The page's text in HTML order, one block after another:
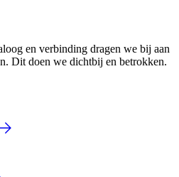
en verbinding dragen we bij aan
Dit doen we dichtbij en betrokken.